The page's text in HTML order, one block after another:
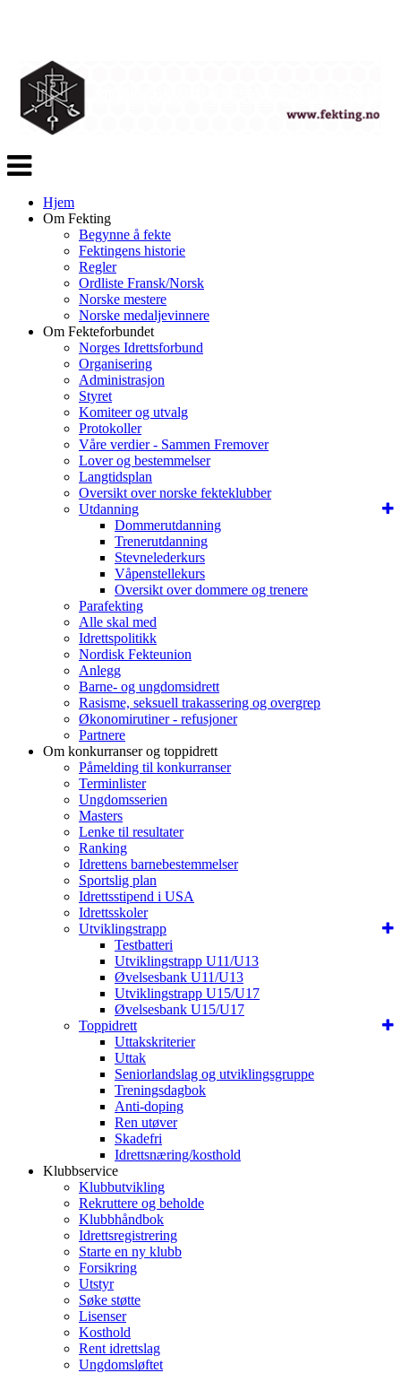
Veksle
navigasjon
Hjem
Om Fekting
Begynne å fekte
Fektingens historie
Regler
Ordliste Fransk/Norsk
Norske mestere
Norske medaljevinnere
Om Fekteforbundet
Norges Idrettsforbund
Organisering
Administrasjon
Styret
Komiteer og utvalg
Protokoller
Våre verdier - Sammen Fremover
Lover og bestemmelser
Langtidsplan
Oversikt over norske fekteklubber
Utdanning
Dommerutdanning
Trenerutdanning
Stevnelederkurs
Våpenstellekurs
Oversikt over dommere og trenere
Parafekting
Alle skal med
Idrettspolitikk
Nordisk Fekteunion
Anlegg
Barne- og ungdomsidrett
Rasisme, seksuell trakassering og overgrep
Økonomirutiner - refusjoner
Partnere
Om konkurranser og toppidrett
Påmelding til konkurranser
Terminlister
Ungdomsserien
Masters
Lenke til resultater
Ranking
Idrettens barnebestemmelser
Sportslig plan
Idrettsstipend i USA
Idrettsskoler
Utviklingstrapp
Testbatteri
Utviklingstrapp U11/U13
Øvelsesbank U11/U13
Utviklingstrapp U15/U17
Øvelsesbank U15/U17
Toppidrett
Uttakskriterier
Uttak
Seniorlandslag og utviklingsgruppe
Treningsdagbok
Anti-doping
Ren utøver
Skadefri
Idrettsnæring/kosthold
Klubbservice
Klubbutvikling
Rekruttere og beholde
Klubbhåndbok
Idrettsregistrering
Starte en ny klubb
Forsikring
Utstyr
Søke støtte
Lisenser
Kosthold
Rent idrettslag
Ungdomsløftet